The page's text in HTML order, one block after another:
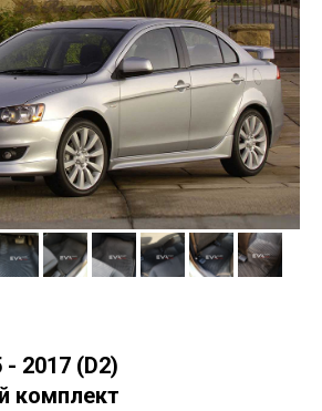
- 2017 (D2)
комплект